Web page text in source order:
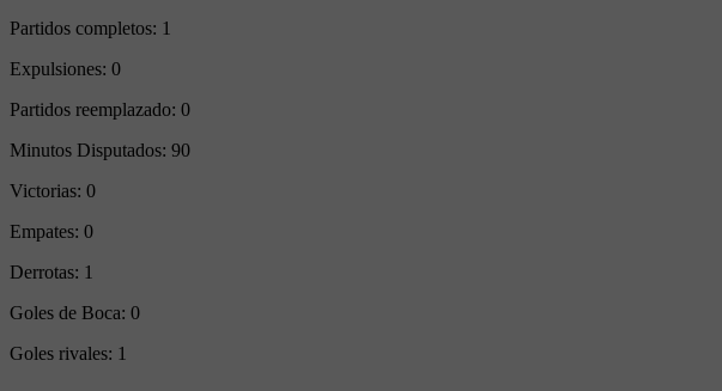
Partidos completos: 1
Expulsiones: 0
Partidos reemplazado: 0
Minutos Disputados: 90
Victorias: 0
Empates: 0
Derrotas: 1
Goles de Boca: 0
Goles rivales: 1